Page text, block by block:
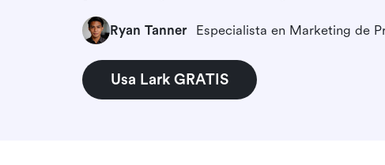
Ryan Tanner
Usa Lark GRATIS